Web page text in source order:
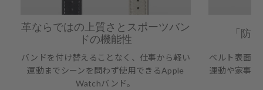
革ならではの上質さとスポーツバン
ドの機能性
バンドを付け替えることなく、仕事から軽い
運動までシーンを問わず使用できるApple
Watchバンド。
「防
ベルト表面は
運動や家事な